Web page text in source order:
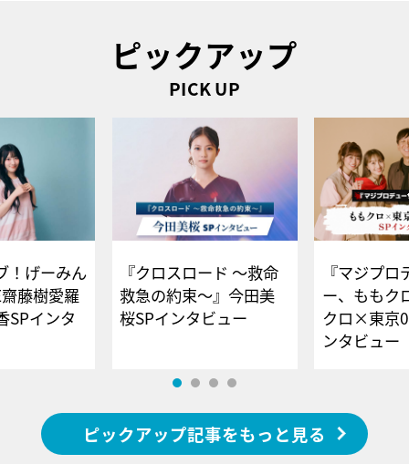
ピックアップ
PICK UP
！げーみん
藤樹愛羅
SPインタ
『クロスロード ～救命
救急の約束～』今田美
桜SPインタビュー
『マジプロ
ー、ももク
クロ×東京
ンタビュー
ピックアップ記事をもっと見る